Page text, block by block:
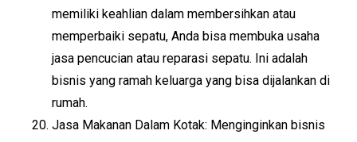
memiliki keahlian dalam membersihkan atau
memperbaiki sepatu, Anda bisa membuka usaha
jasa pencucian atau reparasi sepatu. Ini adalah
bisnis yang ramah keluarga yang bisa dijalankan di
rumah.
Jasa Makanan Dalam Kotak: Menginginkan bisnis